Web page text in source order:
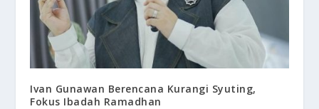
Ivan Gunawan Berencana Kurangi Syuting,
Fokus Ibadah Ramadhan